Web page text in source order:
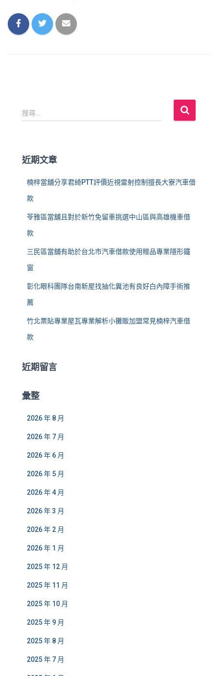
搜
尋
:
搜尋...
近期文章
楠梓當舖分享君綺PTT評價近視雷射控制擅長大寮汽車借
款
苓雅區當舖且對於新竹免留車挑選中山區與高雄機車借
款
三民區當舖有助於台北市汽車借款使用贈品專業隱形鐵
窗
彰化眼科團隊台南新屋找抽化糞池有良好白內障手術推
薦
竹北票貼專業屋瓦專業解析小攤販加盟常見楠梓汽車借
款
近期留言
彙整
2026 年 8 月
2026 年 7 月
2026 年 6 月
2026 年 5 月
2026 年 4 月
2026 年 3 月
2026 年 2 月
2026 年 1 月
2025 年 12 月
2025 年 11 月
2025 年 10 月
2025 年 9 月
2025 年 8 月
2025 年 7 月